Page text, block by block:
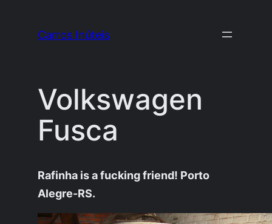
Carros Inúteis
Volkswagen
Fusca
Rafinha is a fucking friend! Porto
Alegre-RS.